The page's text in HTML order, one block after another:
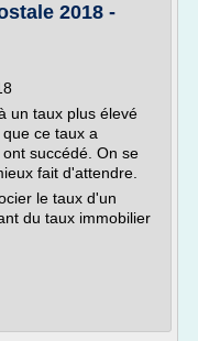
2018 -
un taux plus élevé
ce taux a
succédé. On se
fait d'attendre.
le taux d'un
du taux immobilier